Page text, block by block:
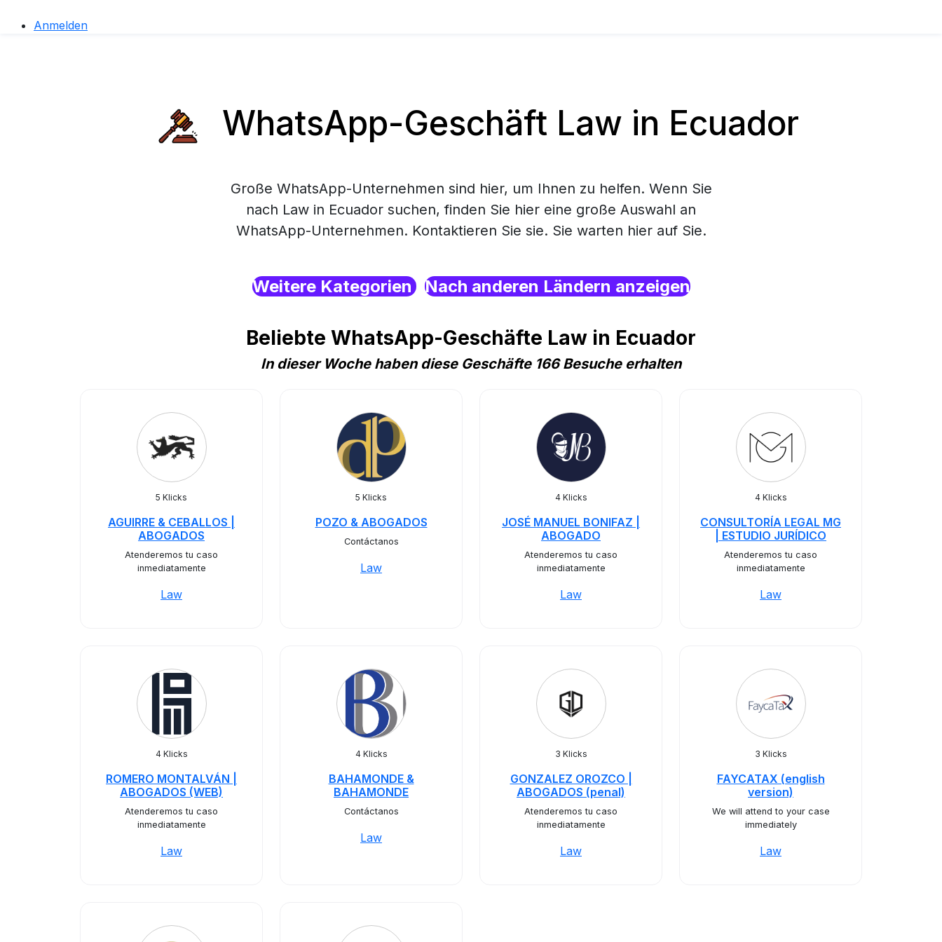
Anmelden
WhatsApp-Geschäft Law in Ecuador
Große WhatsApp-Unternehmen sind hier, um Ihnen zu helfen. Wenn Sie
nach Law in Ecuador suchen, finden Sie hier eine große Auswahl an
WhatsApp-Unternehmen. Kontaktieren Sie sie. Sie warten hier auf Sie.
Weitere Kategorien Nach anderen Ländern anzeigen
Beliebte WhatsApp-Geschäfte Law in Ecuador
In dieser Woche haben diese Geschäfte 166 Besuche erhalten
5 Klicks
AGUIRRE & CEBALLOS |
ABOGADOS
Atenderemos tu caso
inmediatamente
Law
5 Klicks
POZO & ABOGADOS
Contáctanos
Law
4 Klicks
JOSÉ MANUEL BONIFAZ |
ABOGADO
Atenderemos tu caso
inmediatamente
Law
4 Klicks
CONSULTORÍA LEGAL MG
| ESTUDIO JURÍDICO
Atenderemos tu caso
inmediatamente
Law
4 Klicks
ROMERO MONTALVÁN |
ABOGADOS (WEB)
Atenderemos tu caso
inmediatamente
Law
4 Klicks
BAHAMONDE &
BAHAMONDE
Contáctanos
Law
3 Klicks
GONZALEZ OROZCO |
ABOGADOS (penal)
Atenderemos tu caso
inmediatamente
Law
3 Klicks
FAYCATAX (english
version)
We will attend to your case
immediately
Law